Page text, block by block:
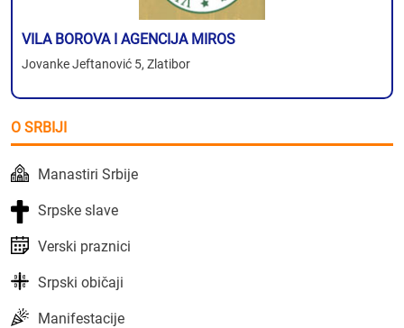
VILA BOROVA I AGENCIJA MIROS
Jovanke Jeftanović 5, Zlatibor
O SRBIJI
Manastiri Srbije
Srpske slave
Verski praznici
Srpski običaji
Manifestacije